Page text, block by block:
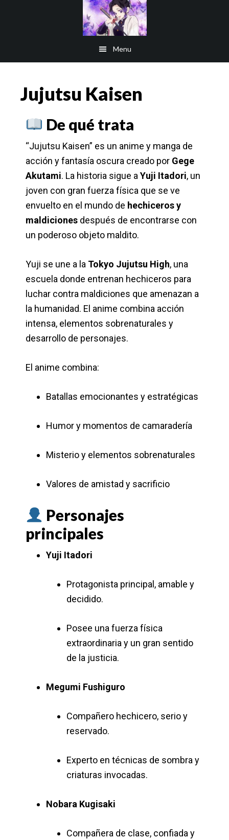
Menu
Jujutsu Kaisen
De qué trata
“Jujutsu Kaisen” es un anime y manga de
acción y fantasía oscura creado por Gege
Akutami. La historia sigue a Yuji Itadori, un
joven con gran fuerza física que se ve
envuelto en el mundo de hechiceros y
maldiciones después de encontrarse con
un poderoso objeto maldito.
Yuji se une a la Tokyo Jujutsu High, una
escuela donde entrenan hechiceros para
luchar contra maldiciones que amenazan a
la humanidad. El anime combina acción
intensa, elementos sobrenaturales y
desarrollo de personajes.
El anime combina:
Batallas emocionantes y estratégicas
Humor y momentos de camaradería
Misterio y elementos sobrenaturales
Valores de amistad y sacrificio
Personajes
principales
Yuji Itadori
Protagonista principal, amable y
decidido.
Posee una fuerza física
extraordinaria y un gran sentido
de la justicia.
Megumi Fushiguro
Compañero hechicero, serio y
reservado.
Experto en técnicas de sombra y
criaturas invocadas.
Nobara Kugisaki
Compañera de clase, confiada y